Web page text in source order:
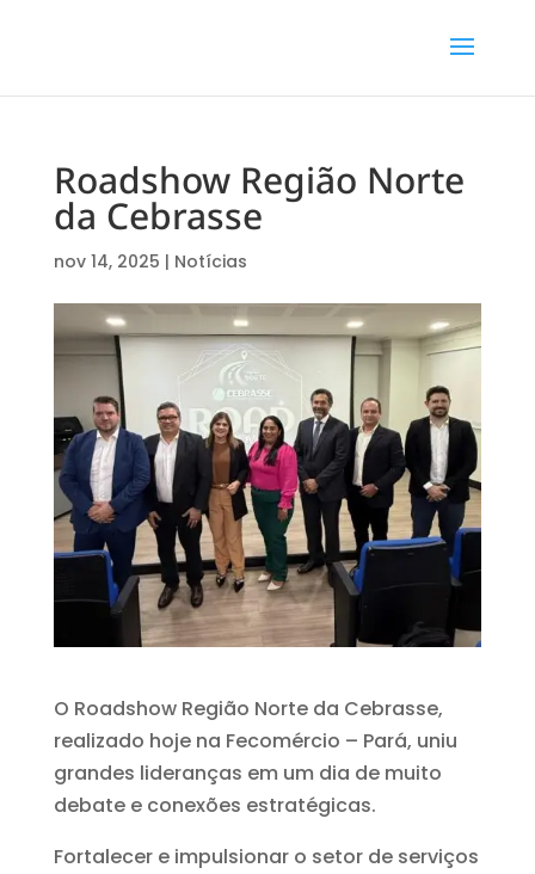
Roadshow Região Norte
da Cebrasse
nov 14, 2025 | Notícias
O Roadshow Região Norte da Cebrasse,
realizado hoje na Fecomércio – Pará, uniu
grandes lideranças em um dia de muito
debate e conexões estratégicas.
Fortalecer e impulsionar o setor de serviços